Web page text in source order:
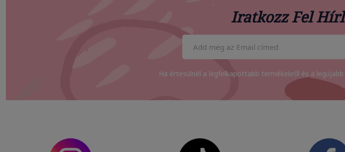
Iratkozz Fel
Ha értesülnél a legfelkapottabb termékekről és a